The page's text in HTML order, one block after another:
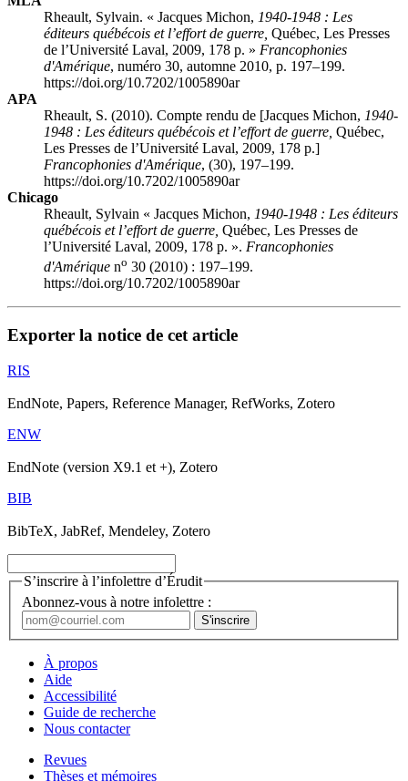
Rheault, Sylvain. « Jacques Michon, 1940-1948 : Les
éditeurs québécois et l’effort de guerre, Québec, Les Presses
de l’Université Laval, 2009, 178 p. » Francophonies
d'Amérique, numéro 30, automne 2010, p. 197–199.
https://doi.org/10.7202/1005890ar
APA
Rheault, S. (2010). Compte rendu de [Jacques Michon, 1940-
1948 : Les éditeurs québécois et l’effort de guerre, Québec,
Les Presses de l’Université Laval, 2009, 178 p.]
Francophonies d'Amérique, (30), 197–199.
https://doi.org/10.7202/1005890ar
Chicago
Rheault, Sylvain « Jacques Michon, 1940-1948 : Les éditeurs
québécois et l’effort de guerre, Québec, Les Presses de
l’Université Laval, 2009, 178 p. ». Francophonies
d'Amérique no 30 (2010) : 197–199.
https://doi.org/10.7202/1005890ar
Exporter la notice de cet article
RIS
EndNote, Papers, Reference Manager, RefWorks, Zotero
ENW
EndNote (version X9.1 et +), Zotero
BIB
BibTeX, JabRef, Mendeley, Zotero
S’inscrire à l’infolettre d’Érudit
Abonnez-vous à notre infolettre :
À propos
Aide
Accessibilité
Guide de recherche
Nous contacter
Revues
Thèses et mémoires